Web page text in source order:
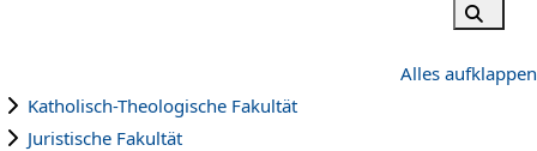
Kurse
Alles aufklappen
Katholisch-Theologische Fakultät
Juristische Fakultät